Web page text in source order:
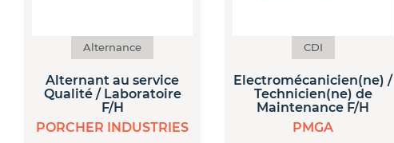
Alternance
Alternant au service
Qualité / Laboratoire
F/H
PORCHER INDUSTRIES
CDI
Electromécanicien(ne) /
Technicien(ne) de
Maintenance F/H
PMGA